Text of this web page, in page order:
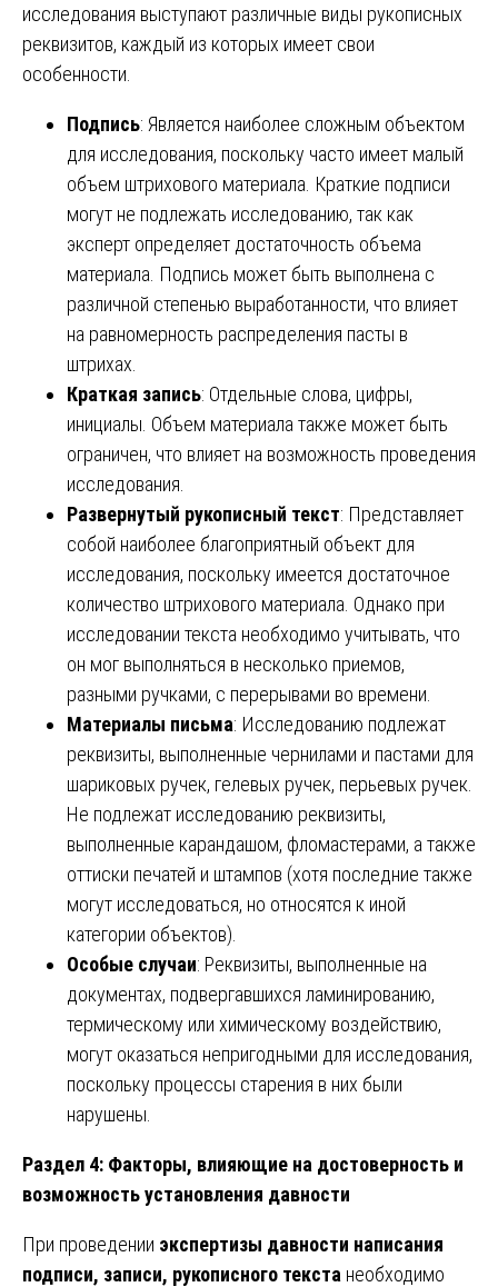
исследования выступают различные виды рукописных
реквизитов, каждый из которых имеет свои
особенности.
Подпись: Является наиболее сложным объектом
для исследования, поскольку часто имеет малый
объем штрихового материала. Краткие подписи
могут не подлежать исследованию, так как
эксперт определяет достаточность объема
материала. Подпись может быть выполнена с
различной степенью выработанности, что влияет
на равномерность распределения пасты в
штрихах.
Краткая запись: Отдельные слова, цифры,
инициалы. Объем материала также может быть
ограничен, что влияет на возможность проведения
исследования.
Развернутый рукописный текст: Представляет
собой наиболее благоприятный объект для
исследования, поскольку имеется достаточное
количество штрихового материала. Однако при
исследовании текста необходимо учитывать, что
он мог выполняться в несколько приемов,
разными ручками, с перерывами во времени.
Материалы письма: Исследованию подлежат
реквизиты, выполненные чернилами и пастами для
шариковых ручек, гелевых ручек, перьевых ручек.
Не подлежат исследованию реквизиты,
выполненные карандашом, фломастерами, а также
оттиски печатей и штампов (хотя последние также
могут исследоваться, но относятся к иной
категории объектов).
Особые случаи: Реквизиты, выполненные на
документах, подвергавшихся ламинированию,
термическому или химическому воздействию,
могут оказаться непригодными для исследования,
поскольку процессы старения в них были
нарушены.
Раздел 4: Факторы, влияющие на достоверность и
возможность установления давности
При проведении экспертизы давности написания
подписи, записи, рукописного текста необходимо